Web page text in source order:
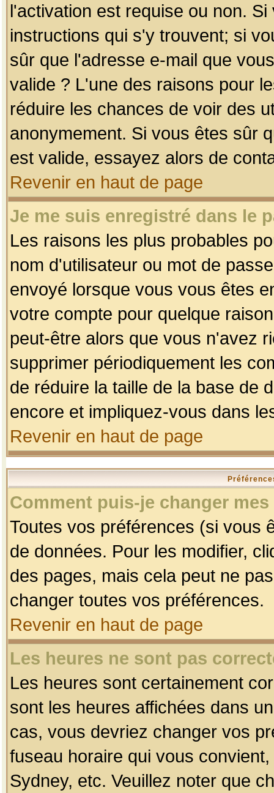
l'activation est requise ou non.
instructions qui s'y trouvent; si
sûr que l'adresse e-mail que
valide ? L'une des raisons pour
réduire les chances de voir des
anonymement. Si vous êtes sûr
est valide, essayez alors de
Revenir en haut de page
Je me suis enregistré dans le
Les raisons les plus probables
nom d'utilisateur ou mot de
envoyé lorsque vous vous êtes
votre compte pour quelque
peut-être alors que vous n'avez
supprimer périodiquement les
de réduire la taille de la base de
encore et impliquez-vous dans
Revenir en haut de page
Comment puis-je changer
Toutes vos préférences (si vous
de données. Pour les modifier,
des pages, mais cela peut ne
changer toutes vos préférences.
Revenir en haut de page
Les heures ne sont pas
Les heures sont certainement
sont les heures affichées dans
cas, vous devriez changer vos
fuseau horaire qui vous
Sydney, etc. Veuillez noter que